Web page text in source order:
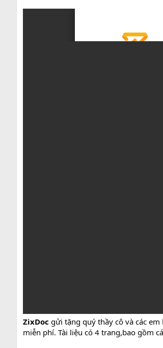
ả
ZixDoc gửi tặng quý thầy cô và các
miễn phí. Tài liệu có 4 trang,bao gồm